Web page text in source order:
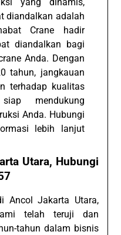
diandalkan adalah
Crane hadir
diandalkan bagi
Anda. Dengan
tahun, jangkauan
terhadap kualitas
mendukung
Anda. Hubungi
lebih lanjut
Utara, Hubungi
Ancol Jakarta Utara,
telah teruji dan
tahun dalam bisnis